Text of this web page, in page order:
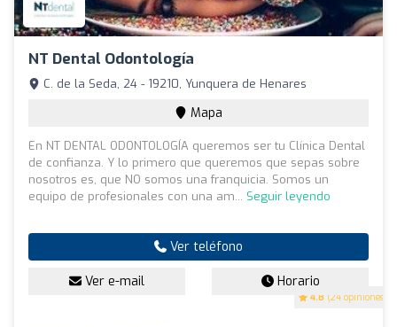
NT Dental Odontología
4.8 (24 opiniones)
C. de la Seda, 24 - 19210, Yunquera de Henares
Mapa
En NT DENTAL ODONTOLOGÍA queremos ser tu Clínica Dental
de confianza. Y lo primero que queremos que sepas sobre
nosotros es, que NO somos una franquicia. Somos un
equipo de profesionales con una am... Seguir leyendo
Ver teléfono
Ver e-mail Horario